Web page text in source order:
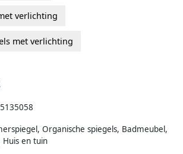
verlichting
met verlichting
Organische spiegels, Badmeubel,
Huis en tuin